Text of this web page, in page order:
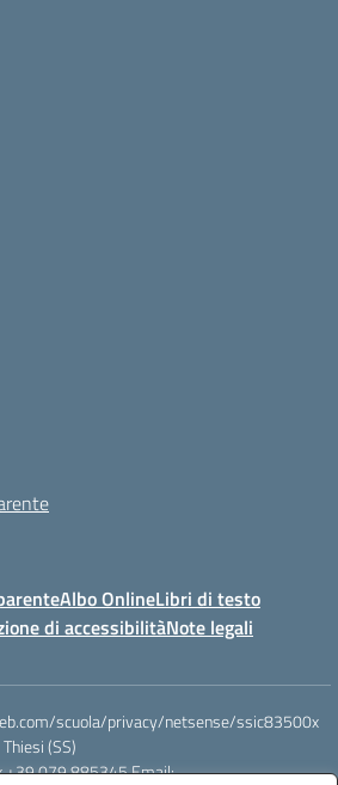
Albo OnlineLibri di testo
di accessibilitàNote legali
scuola/privacy/netsense/ssic83500x
(SS)
+39 079 885345 Email: